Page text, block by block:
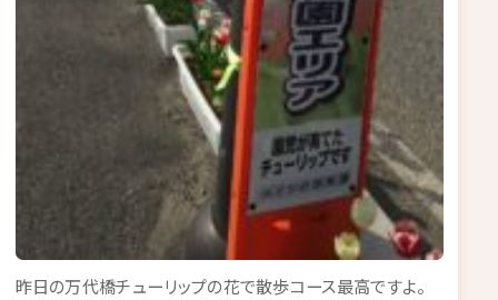
昨日の万代橋チューリップの花で散歩コース最高ですよ。